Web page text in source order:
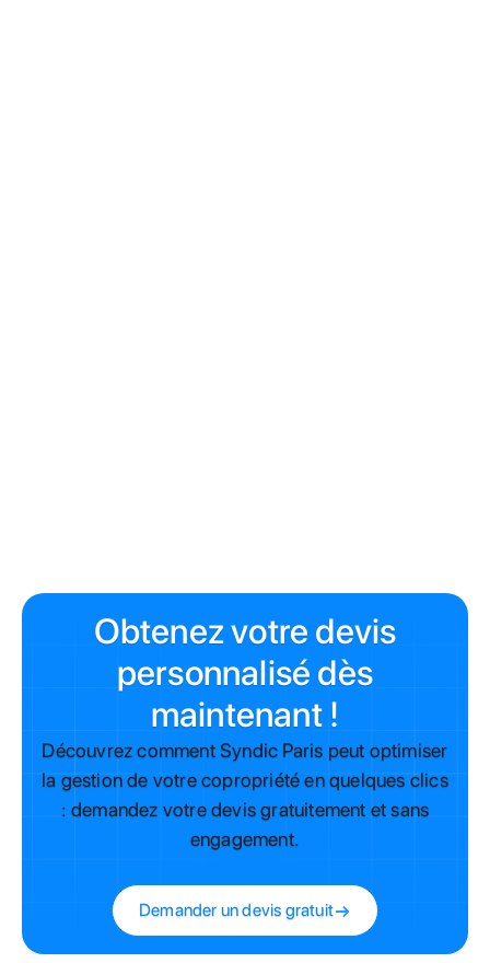
Obtenez votre devis
personnalisé dès
maintenant !
Découvrez comment Syndic Paris peut optimiser
la gestion de votre copropriété en quelques clics
: demandez votre devis gratuitement et sans
engagement.
Demander un devis gratuit